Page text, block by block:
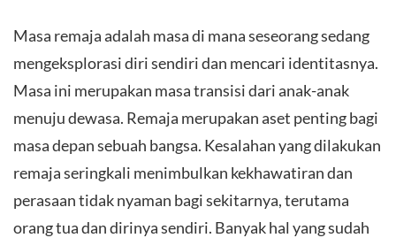
Masa remaja adalah masa di mana seseorang sedang
mengeksplorasi diri sendiri dan mencari identitasnya.
Masa ini merupakan masa transisi dari anak-anak
menuju dewasa. Remaja merupakan aset penting bagi
masa depan sebuah bangsa. Kesalahan yang dilakukan
remaja seringkali menimbulkan kekhawatiran dan
perasaan tidak nyaman bagi sekitarnya, terutama
orang tua dan dirinya sendiri. Banyak hal yang sudah